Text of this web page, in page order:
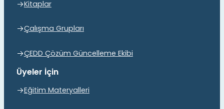
Kitaplar
Çalışma Grupları
ÇEDD Çözüm Güncelleme Ekibi
Üyeler İçin
Eğitim Materyalleri